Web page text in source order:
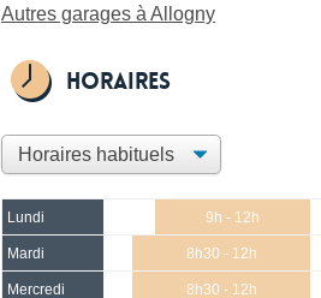
Autres garages à Allogny
Horaires
Lundi 9h - 12h
Mardi 8h30 - 12h
Mercredi 8h30 - 12h